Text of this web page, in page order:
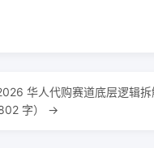
华人代购赛道底层逻辑拆
802 字） →